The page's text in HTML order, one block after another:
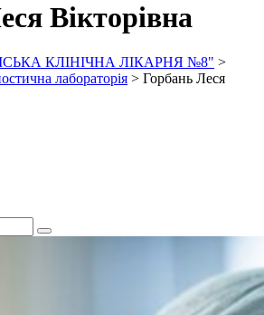
Вікторівна
КЛІНІЧНА ЛІКАРНЯ №8" >
лабораторія > Горбань Леся
Пошук